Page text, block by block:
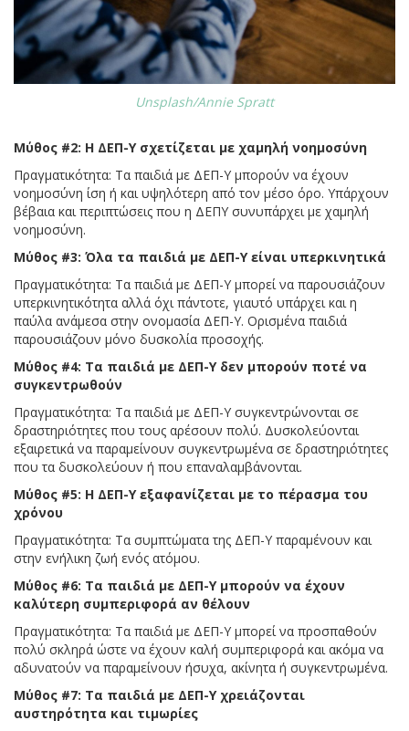
Unsplash/Annie Spratt
Μύθος #2: Η ΔΕΠ-Υ σχετίζεται με χαμηλή νοημοσύνη
Πραγματικότητα: Τα παιδιά με ΔΕΠ-Υ μπορούν να έχουν
νοημοσύνη ίση ή και υψηλότερη από τον μέσο όρο. Υπάρχουν
βέβαια και περιπτώσεις που η ΔΕΠΥ συνυπάρχει με χαμηλή
νοημοσύνη.
Μύθος #3: Όλα τα παιδιά με ΔΕΠ-Υ είναι υπερκινητικά
Πραγματικότητα: Τα παιδιά με ΔΕΠ-Υ μπορεί να παρουσιάζουν
υπερκινητικότητα αλλά όχι πάντοτε, γιαυτό υπάρχει και η
παύλα ανάμεσα στην ονομασία ΔΕΠ-Υ. Ορισμένα παιδιά
παρουσιάζουν μόνο δυσκολία προσοχής.
Μύθος #4: Τα παιδιά με ΔΕΠ-Υ δεν μπορούν ποτέ να
συγκεντρωθούν
Πραγματικότητα: Τα παιδιά με ΔΕΠ-Υ συγκεντρώνονται σε
δραστηριότητες που τους αρέσουν πολύ. Δυσκολεύονται
εξαιρετικά να παραμείνουν συγκεντρωμένα σε δραστηριότητες
που τα δυσκολεύουν ή που επαναλαμβάνονται.
Μύθος #5: Η ΔΕΠ-Υ εξαφανίζεται με το πέρασμα του
χρόνου
Πραγματικότητα: Τα συμπτώματα της ΔΕΠ-Υ παραμένουν και
στην ενήλικη ζωή ενός ατόμου.
Μύθος #6: Τα παιδιά με ΔΕΠ-Υ μπορούν να έχουν
καλύτερη συμπεριφορά αν θέλουν
Πραγματικότητα: Τα παιδιά με ΔΕΠ-Υ μπορεί να προσπαθούν
πολύ σκληρά ώστε να έχουν καλή συμπεριφορά και ακόμα να
αδυνατούν να παραμείνουν ήσυχα, ακίνητα ή συγκεντρωμένα.
Μύθος #7: Τα παιδιά με ΔΕΠ-Υ χρειάζονται
αυστηρότητα και τιμωρίες